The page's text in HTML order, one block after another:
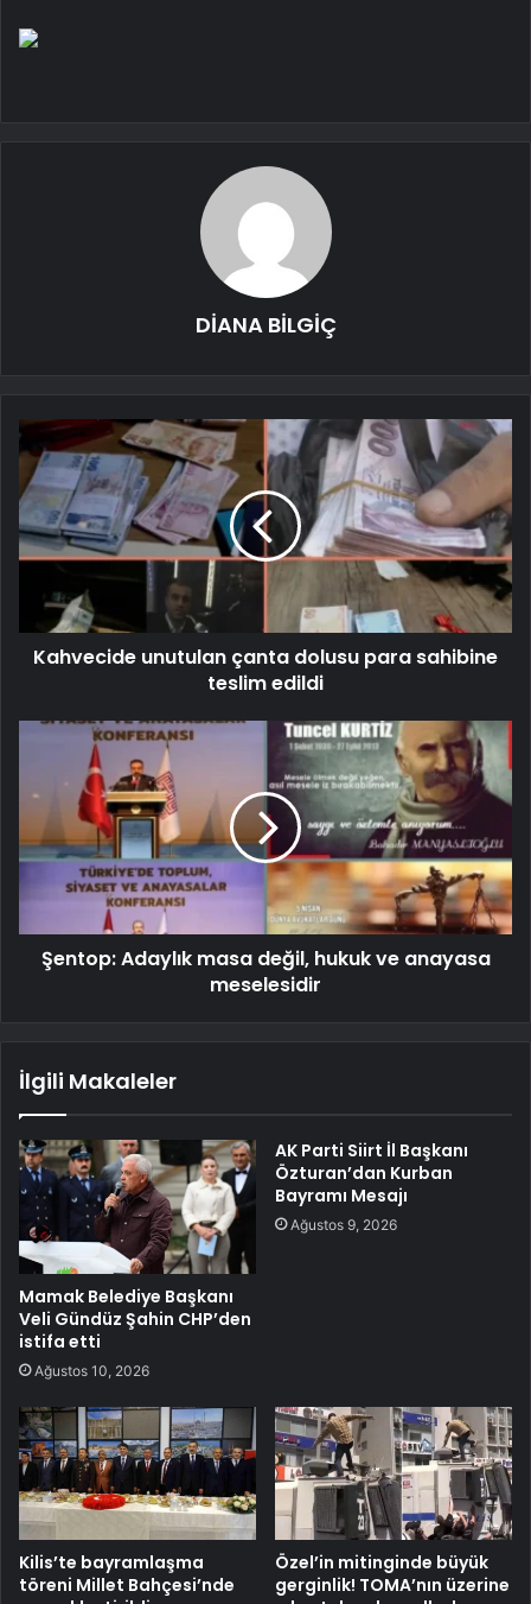
DİANA BİLGİÇ
Kahvecide unutulan çanta dolusu para sahibine
teslim edildi
Şentop: Adaylık masa değil, hukuk ve anayasa
meselesidir
İlgili Makaleler
Mamak Belediye Başkanı
Veli Gündüz Şahin CHP’den
istifa etti
Ağustos 10, 2026
AK Parti Siirt İl Başkanı
Özturan’dan Kurban
Bayramı Mesajı
Ağustos 9, 2026
Kilis’te bayramlaşma
töreni Millet Bahçesi’nde
Özel’in mitinginde büyük
gerginlik! TOMA’nın üzerine